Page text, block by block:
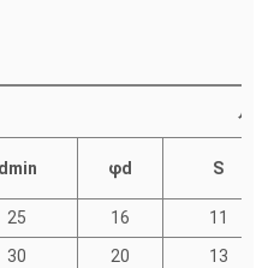
尺寸
dmin φd S
25 16
11
30 20
13